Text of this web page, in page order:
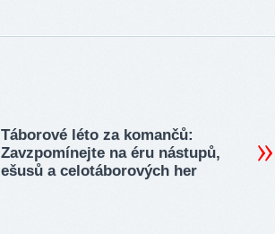
Táborové léto za komančů:
Zavzpomínejte na éru nástupů,
ešusů a celotáborových her